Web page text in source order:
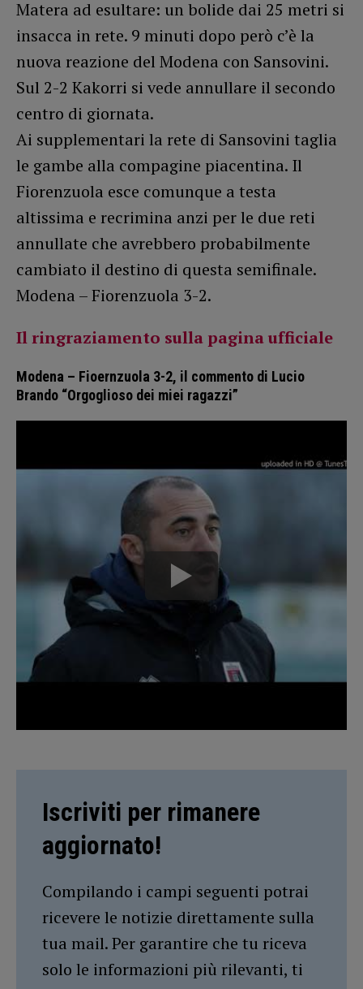
Matera ad esultare: un bolide dai 25 metri si
insacca in rete. 9 minuti dopo però c’è la
nuova reazione del Modena con Sansovini.
Sul 2-2 Kakorri si vede annullare il secondo
centro di giornata.
Ai supplementari la rete di Sansovini taglia
le gambe alla compagine piacentina. Il
Fiorenzuola esce comunque a testa
altissima e recrimina anzi per le due reti
annullate che avrebbero probabilmente
cambiato il destino di questa semifinale.
Modena – Fiorenzuola 3-2.
Il ringraziamento sulla pagina ufficiale
Modena – Fioernzuola 3-2, il commento di Lucio
Brando “Orgoglioso dei miei ragazzi”
Iscriviti per rimanere
aggiornato!
Compilando i campi seguenti potrai
ricevere le notizie direttamente sulla
tua mail. Per garantire che tu riceva
solo le informazioni più rilevanti, ti